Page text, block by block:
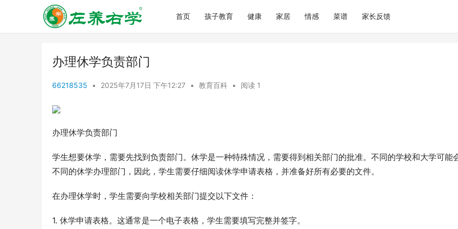
首页 孩子教育 健康 家居 情感 菜谱 家长反馈
办理休学负责部门
66218535 • 2025年7月17日 下午12:27 • 教育百科 • 阅读 1
办理休学负责部门
学生想要休学，需要先找到负责部门。休学是一种特殊情况，需要得到相关部门的批准。不同的学校和大学可能
不同的休学办理部门，因此，学生需要仔细阅读休学申请表格，并准备好所有必要的文件。
在办理休学时，学生需要向学校相关部门提交以下文件：
1. 休学申请表格。这通常是一个电子表格，学生需要填写完整并签字。